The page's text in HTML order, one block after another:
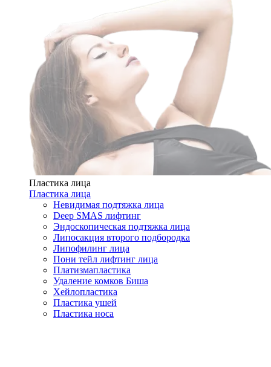
Пластика лица
Пластика лица
Невидимая подтяжка лица
Deep SMAS лифтинг
Эндоскопическая подтяжка лица
Липосакция второго подбородка
Липофилинг лица
Пони тейл лифтинг лица
Платизмапластика
Удаление комков Биша
Хейлопластика
Пластика ушей
Пластика носа